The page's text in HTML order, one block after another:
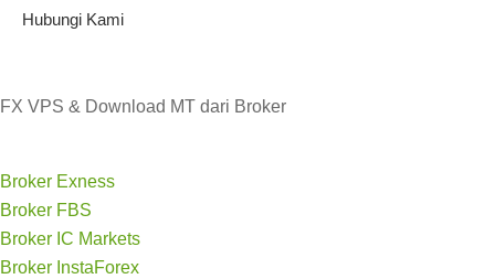
Hubungi Kami
FX VPS & Download MT dari Broker
Broker Exness
Broker FBS
Broker IC Markets
Broker InstaForex